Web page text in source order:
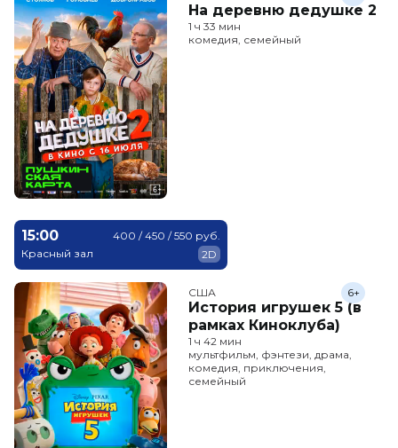
На деревню дедушке 2
1 ч 33 мин
комедия, семейный
15:00
Красный зал
400 / 450 / 550 руб.
2D
США
История игрушек 5 (в
рамках Киноклуба)
6+
1 ч 42 мин
мультфильм, фэнтези, драма,
комедия, приключения,
семейный